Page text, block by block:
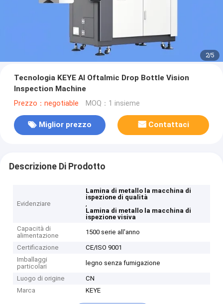
2/5
Tecnologia KEYE AI Oftalmic Drop Bottle Vision
Inspection Machine
Prezzo：negotiable MOQ：1 insieme
Miglior prezzo Contattaci
Descrizione Di Prodotto
Evidenziare
Lamina di metallo la macchina di
ispezione di qualità
,
Lamina di metallo la macchina di
ispezione visiva
Capacità di
alimentazione
1500 serie all'anno
Certificazione
CE/ISO 9001
Imballaggi
particolari
legno senza fumigazione
Luogo di origine
CN
Marca
KEYE